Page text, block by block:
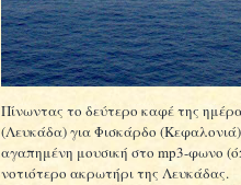
Πίνωντας το δεύτερο καφέ της
(Λευκάδα) για Φισκάρδο
αγαπημένη μουσική στο mp3-φωνο
νοτιότερο ακρωτήρι της Λευκάδας.